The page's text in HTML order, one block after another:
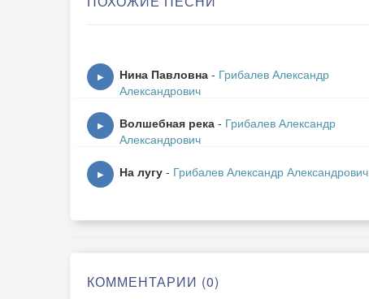
▶ Нина Павловна - Грибалев Александр
Александрович
▶ Волшебная река - Грибалев Александр
Александрович
▶ На лугу - Грибалев Александр Александрович
КОММЕНТАРИИ (0)